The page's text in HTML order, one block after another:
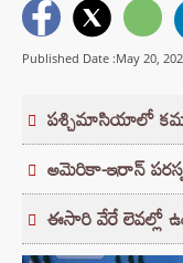
Published Date :May 20,
పశ్చిమాసియాలో
అమెరికా-ఇరాన్
ఈసారి వేరే లెవల్లో